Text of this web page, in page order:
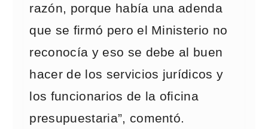
razón, porque había una adenda
que se firmó pero el Ministerio no
reconocía y eso se debe al buen
hacer de los servicios jurídicos y
los funcionarios de la oficina
presupuestaria”, comentó.